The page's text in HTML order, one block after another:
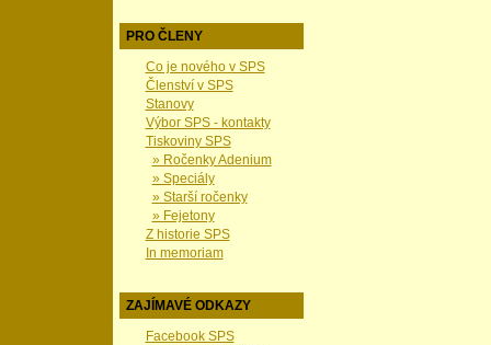
PRO ČLENY
Co je nového v SPS
Členství v SPS
Stanovy
Výbor SPS - kontakty
Tiskoviny SPS
» Ročenky Adenium
» Speciály
» Starší ročenky
» Fejetony
Z historie SPS
In memoriam
ZAJÍMAVÉ ODKAZY
Facebook SPS